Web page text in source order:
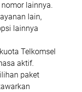
lainnya.
lain,
lainnya
Telkomsel
aktif.
paket